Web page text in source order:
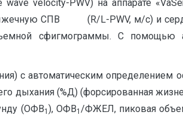
velocity-PWV) на аппарате
СПВ (R/L-PWV, м/с) и
сфигмограммы. С помощью
с автоматическим определением
дыхания (%Д) (форсированная
(ОФВ1 ), ОФВ1 /ФЖЕЛ, пиковая